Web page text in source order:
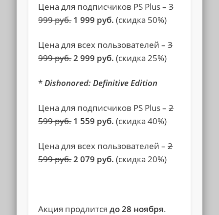
Цена для подписчиков PS Plus–3
999 руб. 1 999 руб.(скидка 50%)
Цена для всех пользователей –3
999 руб.2 999 руб. (скидка 25%)
*Dishonored: Definitive Edition
Цена для подписчиков PS Plus–2
599 руб. 1 559 руб.(скидка 40%)
Цена для всех пользователей –2
599 руб.2 079 руб. (скидка 20%)
Акция продлитсядо 28 ноября.